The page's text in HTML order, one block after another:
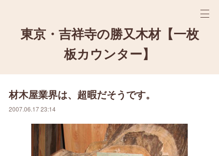
東京・吉祥寺の勝又木材【一枚
板カウンター】
材木屋業界は、超暇だそうです。
2007.06.17 23:14